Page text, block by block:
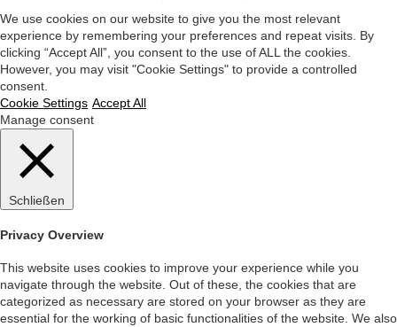
We use cookies on our website to give you the most relevant
experience by remembering your preferences and repeat visits. By
clicking “Accept All”, you consent to the use of ALL the cookies.
However, you may visit "Cookie Settings" to provide a controlled
consent.
Cookie Settings Accept All
Manage consent
Schließen
Privacy Overview
This website uses cookies to improve your experience while you
navigate through the website. Out of these, the cookies that are
categorized as necessary are stored on your browser as they are
essential for the working of basic functionalities of the website. We also